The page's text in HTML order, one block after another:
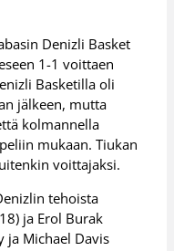
Denizli Basket
1-1 voittaen
Basketilla oli
jälkeen, mutta
kolmannella
mukaan. Tiukan
voittajaksi.
tehoista
ja Erol Burak
ja Michael Davis